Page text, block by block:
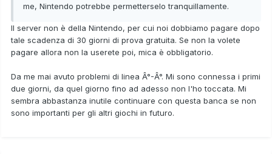
me, Nintendo potrebbe permetterselo tranquillamente.
Il server non è della Nintendo, per cui noi dobbiamo pagare dopo
tale scadenza di 30 giorni di prova gratuita. Se non la volete
pagare allora non la userete poi, mica è obbligatorio.
Da me mai avuto problemi di linea Â°-Â°. Mi sono connessa i primi
due giorni, da quel giorno fino ad adesso non l'ho toccata. Mi
sembra abbastanza inutile continuare con questa banca se non
sono importanti per gli altri giochi in futuro.